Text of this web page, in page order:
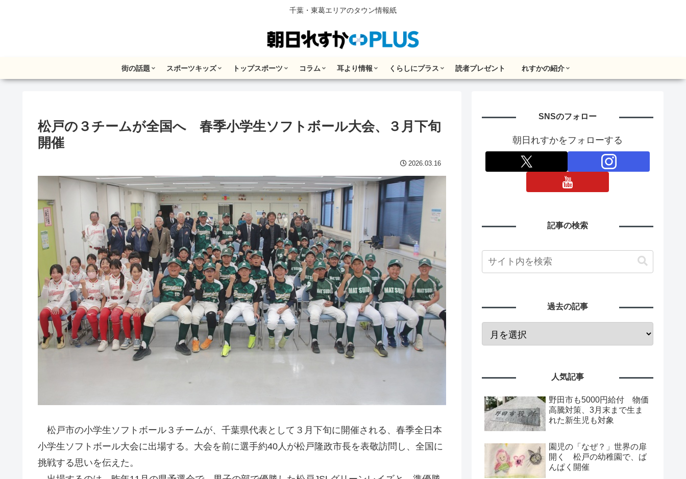
千葉・東葛エリアのタウン情報紙
街の話題 スポーツキッズ トップスポーツ コラム 耳より情報 くらしにプラス 読者プレゼント れすかの紹介
松戸の３チームが全国へ 春季小学生ソフトボール大会、３月下旬
開催
2026.03.16
松戸市の小学生ソフトボール３チームが、千葉県代表として３月下旬に開催される、春季全日本
小学生ソフトボール大会に出場する。大会を前に選手約40人が松戸隆政市長を表敬訪問し、全国に
挑戦する思いを伝えた。
SNSのフォロー
朝日れすかをフォローする
記事の検索
過去の記事
人気記事
野田市も5000円給付 物価
高騰対策、3月末まで生ま
れた新生児も対象
園児の「なぜ？」世界の扉
開く 松戸の幼稚園で、ば
んぱく開催